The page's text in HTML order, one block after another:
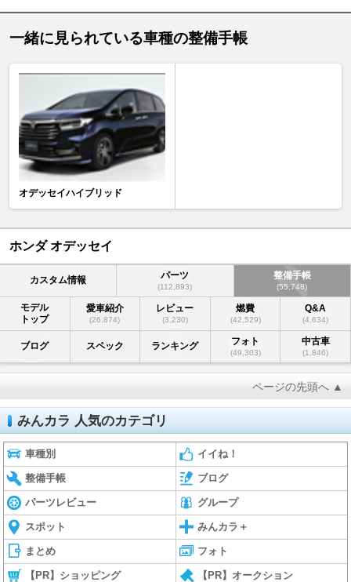
一緒に見られている車種の整備手帳
オデッセイハイブリッド
ホンダ オデッセイ
カスタム情報 パーツ
(112,893)
整備手帳
(55,748)
モデル
トップ
愛車紹介
(26,874)
レビュー
(3,230)
燃費
(42,529)
Q&A
(4,634)
ブログ スペック ランキング フォト
(49,303)
中古車
(1,846)
ページの先頭へ ▲
みんカラ 人気のカテゴリ
車種別 イイね！
整備手帳 ブログ
パーツレビュー グループ
スポット みんカラ＋
まとめ フォト
【PR】ショッピング 【PR】オークション